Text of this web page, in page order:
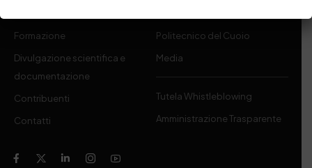
Formazione
Divulgazione scientifica e
documentazione
Contribuenti
Contatti
Politecnico del Cuoio
Media
Tutela Whistleblowing
Amministrazione Trasparente